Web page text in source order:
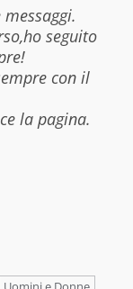
seguito
con il
la pagina.